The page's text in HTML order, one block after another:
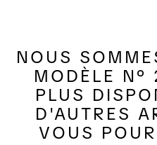
NOUS
MODÈLE
PLUS
D'AUTRES
VOUS